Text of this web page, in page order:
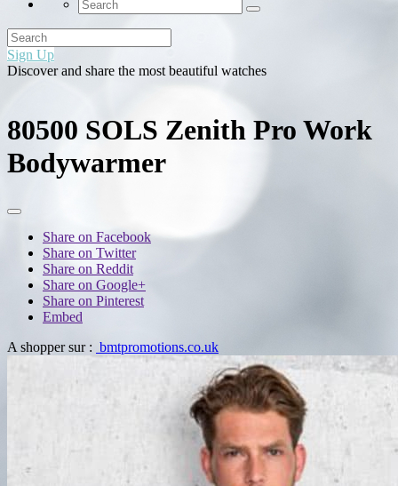
Sign Up
Discover and share the most beautiful watches
80500 SOLS Zenith Pro Work
Bodywarmer
Share on Facebook
Share on Twitter
Share on Reddit
Share on Google+
Share on Pinterest
Embed
A shopper sur : bmtpromotions.co.uk